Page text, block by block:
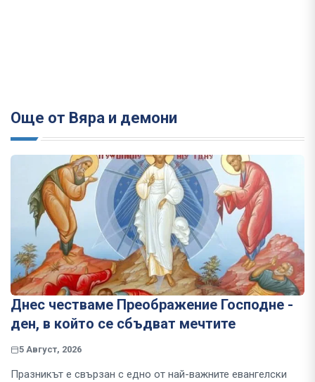
Още от Вяра и демони
Днес честваме Преображение Господне -
ден, в който се сбъдват мечтите
5 Август, 2026
Празникът е свързан с едно от най-важните евангелски